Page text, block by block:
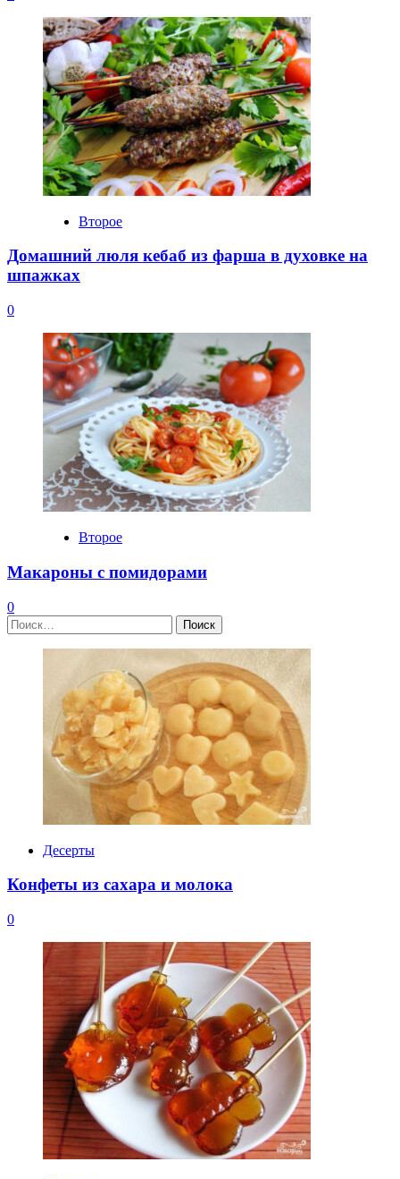
Второе
Домашний люля кебаб из фарша в духовке на
шпажках
0
Второе
Макароны с помидорами
0
Найти:
Десерты
Конфеты из сахара и молока
0